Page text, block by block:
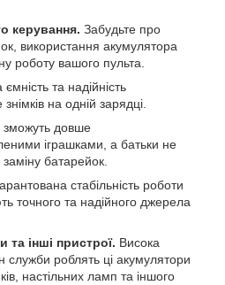
керування. Забудьте про
використання акумулятора
роботу вашого пульта.
ємність та надійність
на одній зарядці.
зможуть довше
іграшками, а батьки не
батарейок.
стабільність роботи
точного та надійного джерела
та інші пристрої. Висока
служби роблять ці акумулятори
настільних ламп та іншого